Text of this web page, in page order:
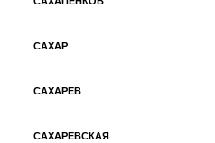
САХАР
САХАРЕВ
САХАРЕВСКАЯ